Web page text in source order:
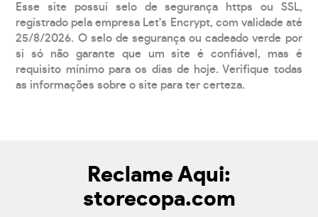
Esse site possui selo de segurança https ou SSL,
registrado pela empresa Let's Encrypt, com validade até
25/8/2026. O selo de segurança ou cadeado verde por
si só não garante que um site é confiável, mas é
requisito mínimo para os dias de hoje. Verifique todas
as informações sobre o site para ter certeza.
Reclame Aqui:
storecopa.com